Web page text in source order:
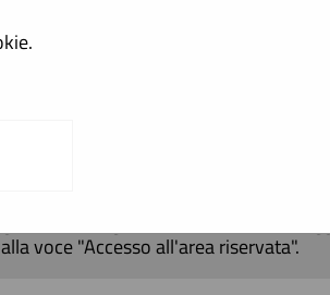
operatori economici attualmente
essere registrati al portale, per
voce "Accesso all'area riservata".